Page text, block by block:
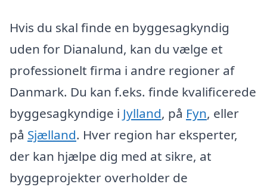
Hvis du skal finde en byggesagkyndig
uden for Dianalund, kan du vælge et
professionelt firma i andre regioner af
Danmark. Du kan f.eks. finde kvalificerede
byggesagkyndige i Jylland, på Fyn, eller
på Sjælland. Hver region har eksperter,
der kan hjælpe dig med at sikre, at
byggeprojekter overholder de